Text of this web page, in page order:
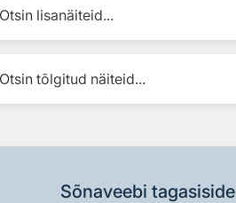
Otsin lisanäiteid...
Otsin tõlgitud näiteid...
Sõnaveebi tagasiside